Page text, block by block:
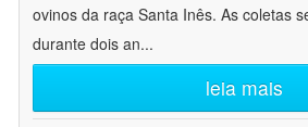
ovinos da raça Santa Inês. As coletas
durante dois an...
leia mais